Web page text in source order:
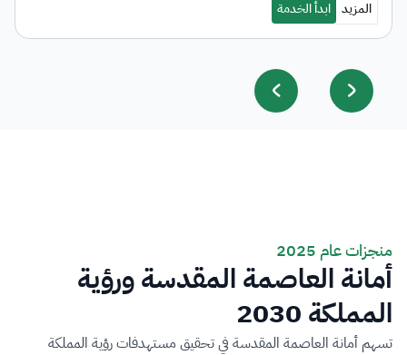
منجزات عام 2025
أمانة العاصمة المقدسة ورؤية
المملكة 2030
تسهم أمانة العاصمة المقدسة في تحقيق مستهدفات رؤية المملكة